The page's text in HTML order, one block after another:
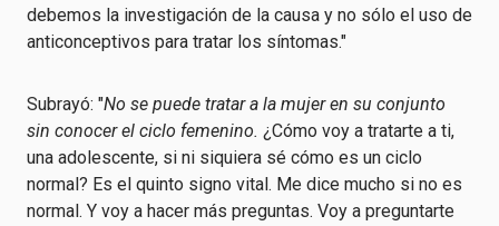
debemos la investigación de la causa y no sólo el uso de
anticonceptivos para tratar los síntomas."
Subrayó: "No se puede tratar a la mujer en su conjunto
sin conocer el ciclo femenino. ¿Cómo voy a tratarte a ti,
una adolescente, si ni siquiera sé cómo es un ciclo
normal? Es el quinto signo vital. Me dice mucho si no es
normal. Y voy a hacer más preguntas. Voy a preguntarte